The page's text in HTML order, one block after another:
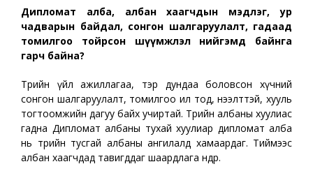
Дипломат алба, албан хаагчдын мэдлэг, ур
чадварын байдал, сонгон шалгаруулалт, гадаад
томилгоо тойрсон шүүмжлэл нийгэмд байнга
гарч байна?
Төрийн үйл ажиллагаа, тэр дундаа боловсон хүчний
сонгон шалгаруулалт, томилгоо ил тод, нээлттэй, хууль
тогтоомжийн дагуу байх учиртай. Төрийн албаны хуулиас
гадна Дипломат албаны тухай хуулиар дипломат алба
нь төрийн тусгай албаны ангилалд хамаардаг. Тиймээс
албан хаагчдад тавигддаг шаардлага өндөр.